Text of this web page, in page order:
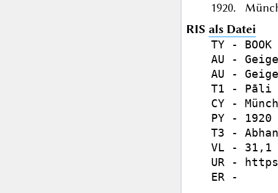
1920.
RIS als Datei
TY - BOOK
AU -
AU -
T1 - Pāli
CY -
PY - 1920
T3 -
VL - 31,1
UR -